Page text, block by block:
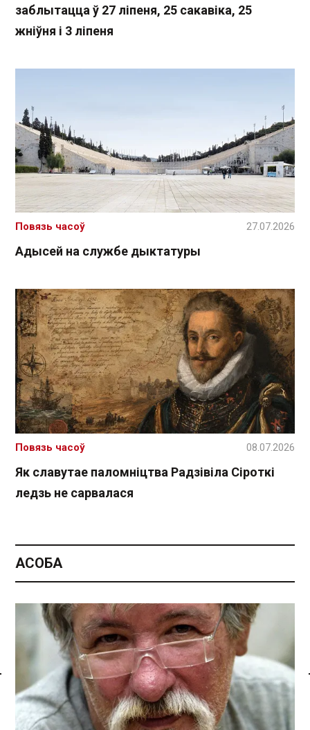
Спасылка без VPN
заблытацца ў 27 ліпеня, 25 сакавіка, 25
жніўня і 3 ліпеня
Адысей на службе дыктатуры
Повязь часоў 27.07.2026
Як славутае паломніцтва Радзівіла Сіроткі
ледзь не сарвалася
Повязь часоў 08.07.2026
АСОБА